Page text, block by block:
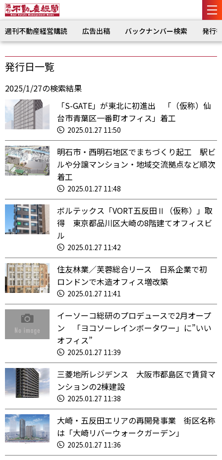
週刊不動産経営購読 広告出稿 バックナンバー検索 発行
発行日一覧
2025/1/27の検索結果
「S-GATE」が東北に初進出 「（仮称）仙
台市青葉区一番町オフィス」着工
2025.01.27 11:50
明石市・西明石地区でまちづくり起工 駅ビ
ルや分譲マンション・地域交流拠点など順次
着工
2025.01.27 11:48
ボルテックス「VORT五反田Ⅱ（仮称）」取
得 東京都品川区大崎の8階建てオフィスビ
ル
2025.01.27 11:42
住友林業／芙蓉総合リース 日系企業で初
ロンドンで木造オフィス増改築
2025.01.27 11:41
イーソーコ総研のプロデュースで2月オープ
ン 「ヨコソーレインボータワー」に”いい
オフィス”
2025.01.27 11:39
三菱地所レジデンス 大阪市都島区で賃貸マ
ンションの2棟建設
2025.01.27 11:38
大崎・五反田エリアの再開発事業 街区名称
は「大崎リバーウォークガーデン」
2025.01.27 11:36